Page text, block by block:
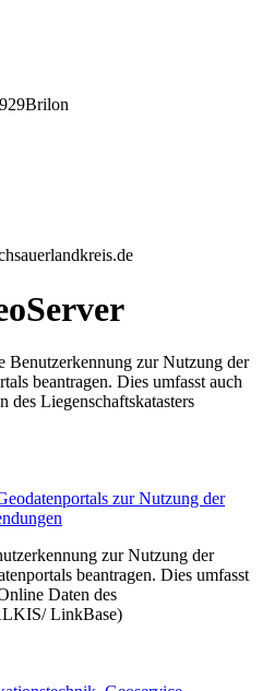
Brilon
Benutzerkennung zur Nutzung der
beantragen. Dies umfasst auch
Liegenschaftskatasters
zur Nutzung der
zur Nutzung der
beantragen. Dies umfasst
Daten des
LinkBase)